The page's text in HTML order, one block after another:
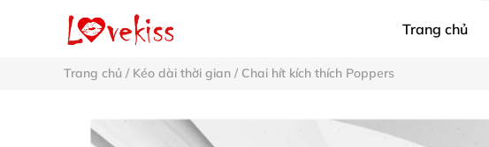
Trang chủ
Trang chủ / Kéo dài thời gian / Chai hít kích thích Poppers